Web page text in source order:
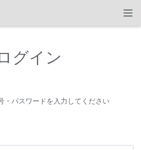
グイン
・パスワードを入力してください